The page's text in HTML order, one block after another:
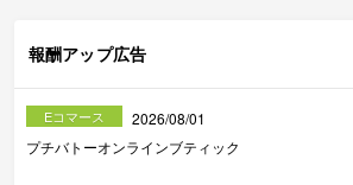
報酬アップ広告
Eコマース
2026/08/01
プチバトーオンラインブティック